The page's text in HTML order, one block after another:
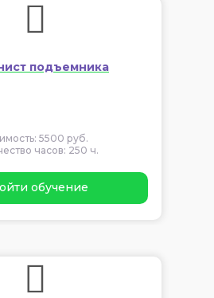
подъемника
5500 руб.
часов: 250 ч.
обучение